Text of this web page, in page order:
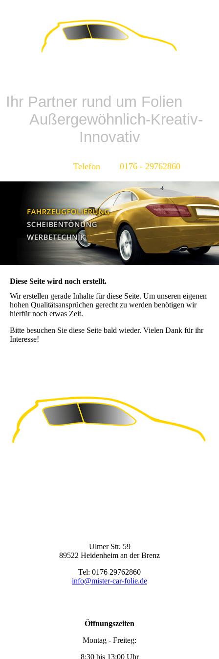
Ihr Partner rund um Folien
Außergewöhnlich-Kreativ-
Innovativ
Telefon 0176 - 29762860
Diese Seite wird noch erstellt.
Wir erstellen gerade Inhalte für diese Seite. Um unseren eigenen
hohen Qualitätsansprüchen gerecht zu werden benötigen wir
hierfür noch etwas Zeit.
Bitte besuchen Sie diese Seite bald wieder. Vielen Dank für ihr
Interesse!
Ulmer Str. 59
89522 Heidenheim an der Brenz
Tel: 0176 29762860
info@mister-car-folie.de
Öffnungszeiten
Montag - Freiteg:
8:30 bis 13:00 Uhr